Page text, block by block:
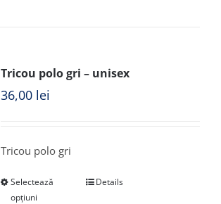
Tricou polo gri – unisex
36,00 lei
Tricou polo gri
Selectează
opțiuni
Details